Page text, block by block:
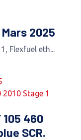
2025
Flexfuel eth...
460
SCR.